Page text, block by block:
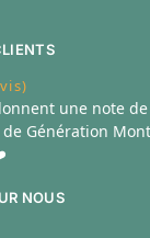
une note de
Génération
NOUS